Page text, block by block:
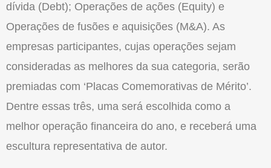
dívida (Debt); Operações de ações (Equity) e
Operações de fusões e aquisições (M&A). As
empresas participantes, cujas operações sejam
consideradas as melhores da sua categoria, serão
premiadas com ‘Placas Comemorativas de Mérito’.
Dentre essas três, uma será escolhida como a
melhor operação financeira do ano, e receberá uma
escultura representativa de autor.